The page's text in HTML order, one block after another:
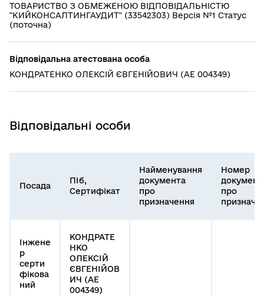
ТОВАРИСТВО З ОБМЕЖЕНОЮ ВІДПОВІДАЛЬНІСТЮ
"КИЙКОНСАЛТИНГАУДИТ" (33542303) Версія №1 Статус
(поточна)
Відповідальна атестована особа
КОНДРАТЕНКО ОЛЕКСІЙ ЄВГЕНІЙОВИЧ (АЕ 004349)
Відповідальні особи
Посада
ПІб,
Сертифікат
Найменування
документа
про
призначення
Номер
про
Інжене
р
серти
фікова
ний
КОНДРАТЕ
НКО
ОЛЕКСІЙ
ЄВГЕНІЙОВ
ИЧ (АЕ
004349)